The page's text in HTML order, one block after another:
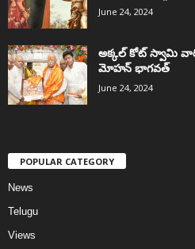
June 24, 2024
అక్కల్‌ కోట్‌ స్వామి
మోహన్ భాగవత్
June 24, 2024
POPULAR CATEGORY
News
Telugu
Views